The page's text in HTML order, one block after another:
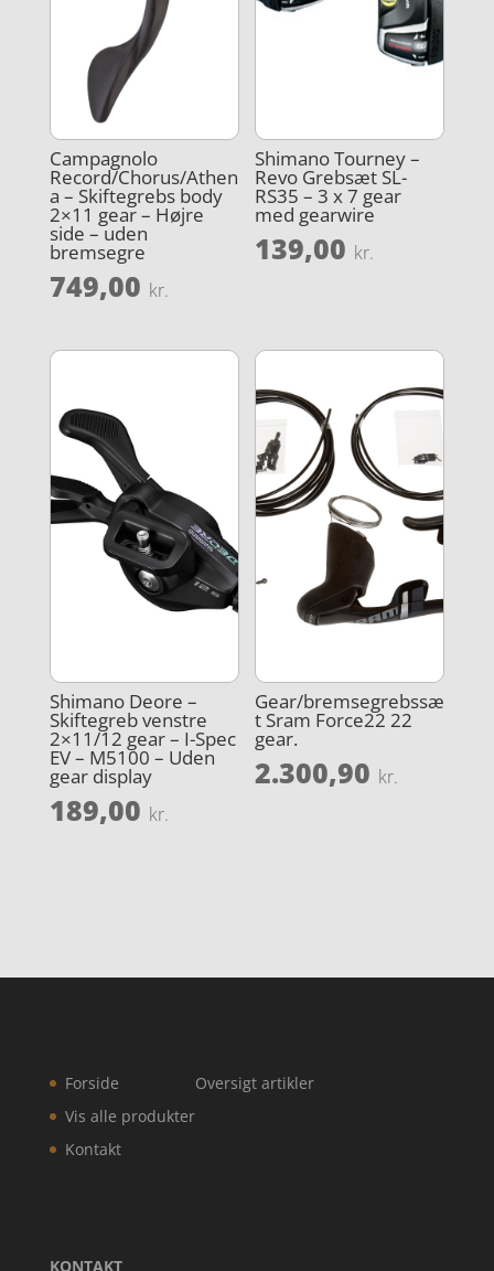
Campagnolo
Record/Chorus/Athen
a – Skiftegrebs body
2×11 gear – Højre
side – uden
bremsegre
749,00 kr.
Shimano Tourney –
Revo Grebsæt SL-
RS35 – 3 x 7 gear
med gearwire
139,00 kr.
Shimano Deore –
Skiftegreb venstre
2×11/12 gear – I-Spec
EV – M5100 – Uden
gear display
189,00 kr.
Gear/bremsegrebssæ
t Sram Force22 22
gear.
2.300,90 kr.
Forside
Vis alle produkter
Kontakt
Oversigt artikler
KONTAKT